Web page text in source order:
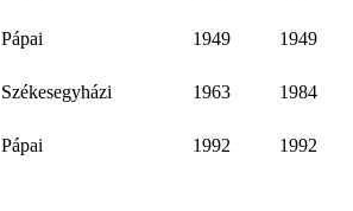
Pápai 1949 1949
Székesegyházi 1963 1984
Pápai 1992 1992